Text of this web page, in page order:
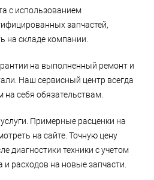
с использованием
запчастей,
на складе компании.
на выполненный ремонт и
Наш сервисный центр всегда
на себя обязательствам.
Примерные расценки на
на сайте. Точную цену
диагностики техники с учетом
расходов на новые запчасти.